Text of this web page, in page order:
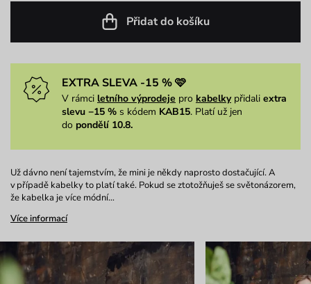
Přidat do košíku
EXTRA SLEVA -15 % 🩷
V rámci letního výprodeje pro kabelkypřidali extra
slevu −15 % s kódem KAB15. Platí už jen
do pondělí 10.8.
Už dávno není tajemstvím, že mini je někdy naprosto dostačující. A
v případě kabelky to platí také. Pokud se ztotožňuješ se světonázorem,
že kabelka je více módní…
Více informací